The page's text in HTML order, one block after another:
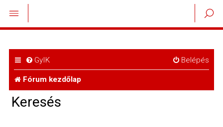
GyIK Belépés
Fórum kezdőlap
Keresés